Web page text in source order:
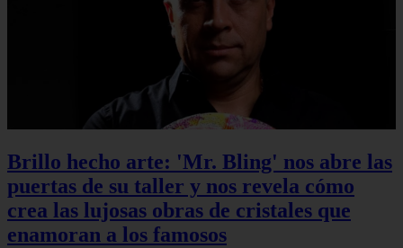
Brillo hecho arte: 'Mr. Bling' nos abre las
puertas de su taller y nos revela cómo
crea las lujosas obras de cristales que
enamoran a los famosos